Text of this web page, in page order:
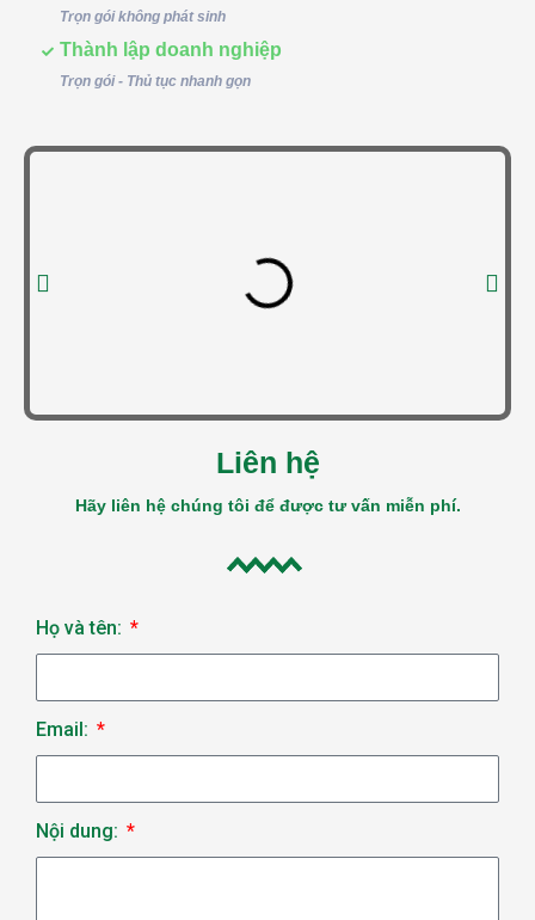
Trọn gói không phát sinh
Thành lập doanh nghiệp
Trọn gói - Thủ tục nhanh gọn
Liên hệ
Hãy liên hệ chúng tôi để được tư vấn miễn phí.
Họ và tên:
Email:
Nội dung: